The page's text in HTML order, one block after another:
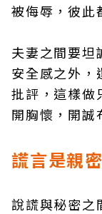
被侮辱，彼此
夫妻之間要坦
安全感之外，
批評，這樣做
開胸懷，開誠
謊言是親
說謊與秘密之